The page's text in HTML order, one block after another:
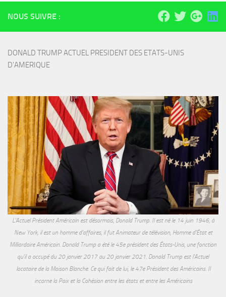
NOUS SUIVRE :
DONALD TRUMP ACTUEL PRESIDENT DES ETATS-UNIS
D'AMERIQUE
L'Actuel Président Américain est désormais, Donald Trump. Il est né le 14 juin 1946, à
New York, il est un homme d'affaires, il fut Animateur de télévision, Homme d'État et
Milliardaire Américain. Donald Trump a été le 45e président des États-Unis, une fonction
qu'il a occupé du 20 janvier 2017 au 20 janvier 2021. Donald Trump est l'Actuel
locataire de la Maison Blanche. Ce qui fait de lui, le 47e Président des Américains. Il
incarne la Paix et la Cohésion entre les états et entre les Américains